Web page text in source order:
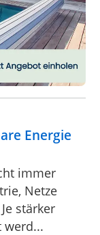
Energie
immer
Netze
stärker
werd...